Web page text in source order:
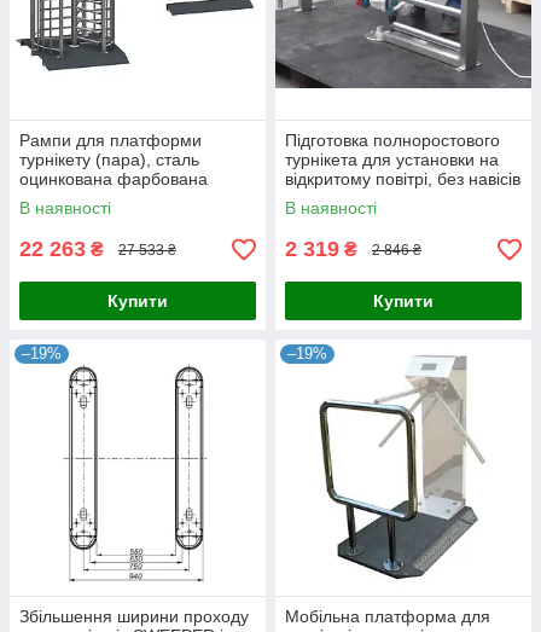
Рампи для платформи
турнікету (пара), сталь
оцинкована фарбована
В наявності
22 263 ₴ 27 533 ₴
Купити
Підготовка полноростового
турнікета для установки на
відкритому повітрі, без навісів
В наявності
2 319 ₴ 2 846 ₴
Купити
–19%
Збільшення ширини проходу
–19%
Мобільна платформа для